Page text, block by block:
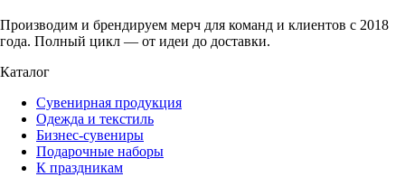
Производим и брендируем мерч для команд и клиентов с 2018
года. Полный цикл — от идеи до доставки.
Каталог
Сувенирная продукция
Одежда и текстиль
Бизнес-сувениры
Подарочные наборы
К праздникам